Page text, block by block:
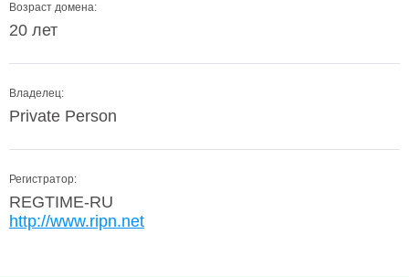
Возраст домена:
20 лет
Владелец:
Private Person
Регистратор:
REGTIME-RU
http://www.ripn.net